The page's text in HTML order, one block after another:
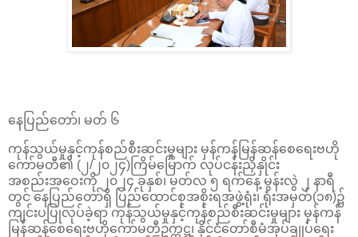
နေပြည်တော်၊ မတ် ၆
ကုန်သွယ်မှုနှင့်ကုန်စည်စီးဆင်းမှုများ မှန်ကန်မြန်ဆန်စေရေးဗဟို
ကော်မတီ၏ (၂/၂၀၂၄)ကြိမ်မြောက် လုပ်ငန်းညှိနှိုင်း
အစည်းအဝေးကို ၂၀၂၄ ခုနှစ်၊ မတ်လ ၅ ရက်နေ့ မွန်းလွဲ ၂ နာရီ
တွင် နေပြည်တော်ရှိ ပြည်ထောင်စုအစိုးရအဖွဲ့ရုံး၊ ရုံးအမှတ်(၁၈)၌
ကျင်းပပြုလုပ်ခဲ့ရာ ကုန်သွယ်မှုနှင့်ကုန်စည်စီးဆင်းမှုများ မှန်ကန်
မြန်ဆန်စေရေးဗဟိုကော်မတီဥက္ကဋ္ဌ၊ နိုင်ငံတော်စီမံအုပ်ချုပ်ရေး